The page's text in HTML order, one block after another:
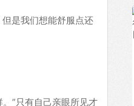
是我们想能舒服点还
”只有自己亲眼所见才